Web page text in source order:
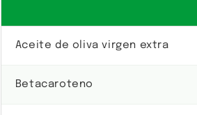
Aceite de oliva virgen extra
Betacaroteno